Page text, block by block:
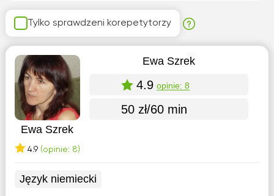
Tylko sprawdzeni korepetytorzy
Ewa Szrek
4.9 (opinie: 8)
Ewa Szrek
4.9 opinie: 8
50 zł/60 min
Język niemiecki